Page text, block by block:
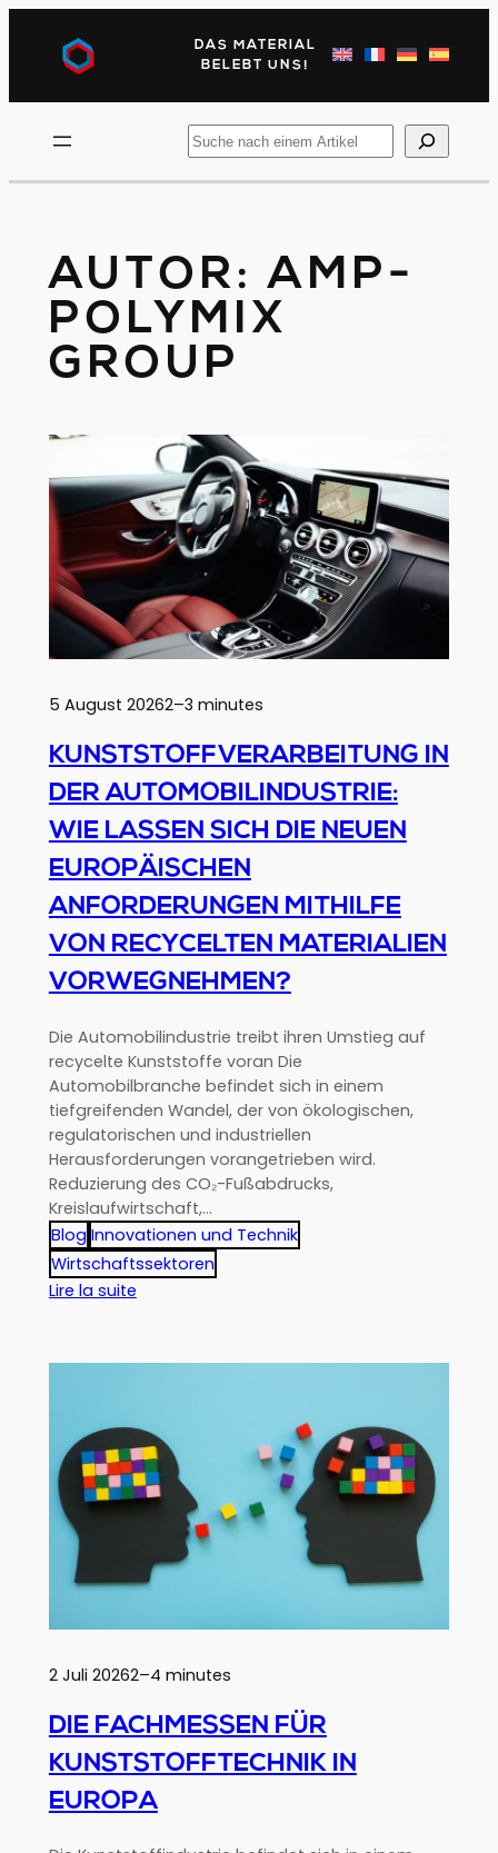
DAS MATERIAL
BELEBT UNS!
Suchen
Sie
nach
AUTOR:AMP-
POLYMIX
GROUP
5 August 20262–3 minutes
KUNSTSTOFFVERARBEITUNG IN
DER AUTOMOBILINDUSTRIE:
WIE LASSEN SICH DIE NEUEN
EUROPÄISCHEN
ANFORDERUNGEN MITHILFE
VON RECYCELTEN MATERIALIEN
VORWEGNEHMEN?
Die Automobilindustrie treibt ihren Umstieg auf
recycelte Kunststoffe voran Die
Automobilbranche befindet sich in einem
tiefgreifenden Wandel, der von ökologischen,
regulatorischen und industriellen
Herausforderungen vorangetrieben wird.
Reduzierung des CO₂-Fußabdrucks,
Kreislaufwirtschaft,…
Blog Innovationen und Technik
Wirtschaftssektoren
Lire la suite:
der
lassen
sich
die
neuen
europäischen
Anforderungen
mithilfe
recycelten
vorwegnehmen?
2 Juli 20262–4 minutes
DIE FACHMESSEN FÜR
KUNSTSTOFFTECHNIK IN
EUROPA